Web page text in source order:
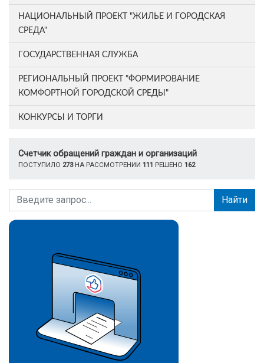
НАЦИОНАЛЬНЫЙ ПРОЕКТ "ЖИЛЬЕ И ГОРОДСКАЯ
СРЕДА"
ГОСУДАРСТВЕННАЯ СЛУЖБА
РЕГИОНАЛЬНЫЙ ПРОЕКТ "ФОРМИРОВАНИЕ
КОМФОРТНОЙ ГОРОДСКОЙ СРЕДЫ"
КОНКУРСЫ И ТОРГИ
Счетчик обращений граждан и организаций
ПОСТУПИЛО 273НА РАССМОТРЕНИИ 111 РЕШЕНО 162
Найти